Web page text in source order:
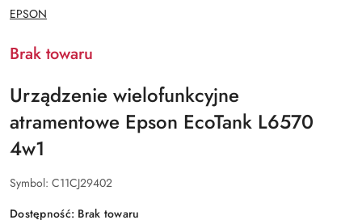
NAZWA
PRODUCENTA:
EPSON
Brak towaru
Urządzenie wielofunkcyjne
atramentowe Epson EcoTank L6570
4w1
Symbol: C11CJ29402
Dostępność: Brak towaru